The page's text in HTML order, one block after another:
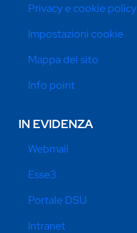
Privacy e cookie policy
Impostazioni cookie
Mappa del sito
Info point
IN EVIDENZA
Webmail
Esse3
Portale DSU
Intranet